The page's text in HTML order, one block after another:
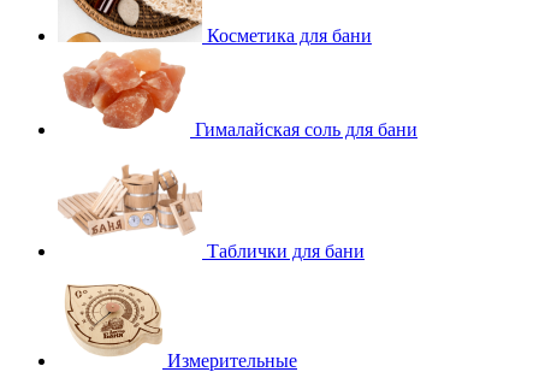
Косметика для бани
Гималайская соль для бани
Таблички для бани
Измерительные